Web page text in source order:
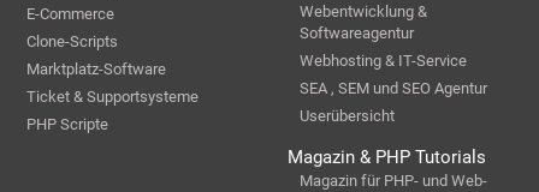
E-Commerce
Clone-Scripts
Marktplatz-Software
Ticket & Supportsysteme
PHP Scripte
Webentwicklung &
Softwareagentur
Webhosting & IT-Service
SEA , SEM und SEO Agentur
Userübersicht
Magazin & PHP Tutorials
Magazin für PHP- und Web-